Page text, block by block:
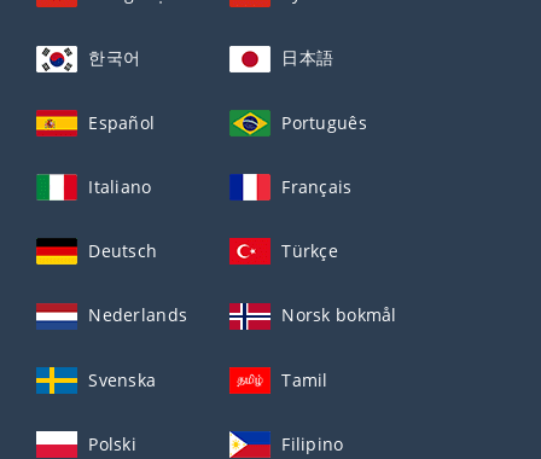
한국어 日本語
Español Português
Italiano Français
Deutsch Türkçe
Nederlands Norsk bokmål
Svenska Tamil
Polski Filipino